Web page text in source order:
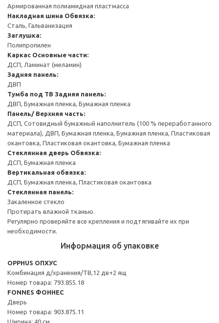
Армированная полиамидная пластмасса
Накладная шина Обвязка:
Сталь, Гальванизация
Заглушка:
Полипропилен
Каркас Основные части:
ДСП, Ламинат (меламин)
Задняя панель:
ДВП
Тумба под ТВ Задняя панель:
ДВП, Бумажная пленка, Бумажная пленка
Панель/ Верхняя часть:
ДСП, Сотовидный бумажный наполнитель (100 % переработанного
материала), ДВП, Бумажная пленка, Бумажная пленка, Пластиковая
окантовка, Пластиковая окантовка, Бумажная пленка
Стеклянная дверь Обвязка:
ДСП, Бумажная пленка
Вертикальная обвязка:
ДСП, Бумажная пленка, Пластиковая окантовка
Стеклянная панель:
Закаленное стекло
Протирать влажной тканью.
Регулярно проверяйте все крепления и подтягивайте их при
необходимости.
Информация об упаковке
OPPHUS ОПХУС
Комбинация д/хранения/ТВ,12 дв+2 ящ
Номер товара: 793.855.18
FONNES ФОННЕС
Дверь
Номер товара: 903.875.11
Ширина: 40 см